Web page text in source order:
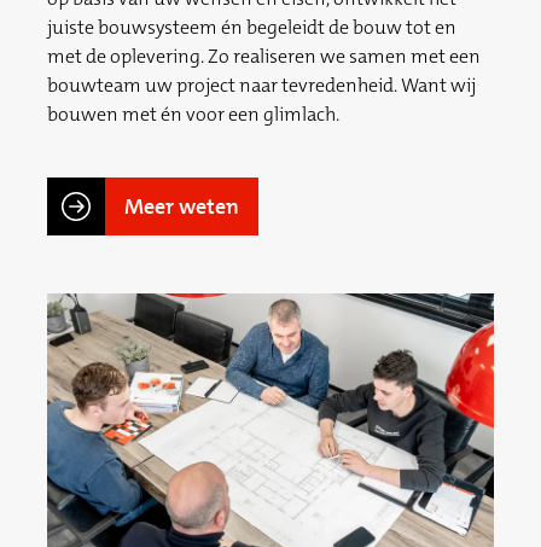
juiste bouwsysteem én begeleidt de bouw tot en
met de oplevering. Zo realiseren we samen met een
bouwteam uw project naar tevredenheid. Want wij
bouwen met én voor een glimlach.
Meer weten